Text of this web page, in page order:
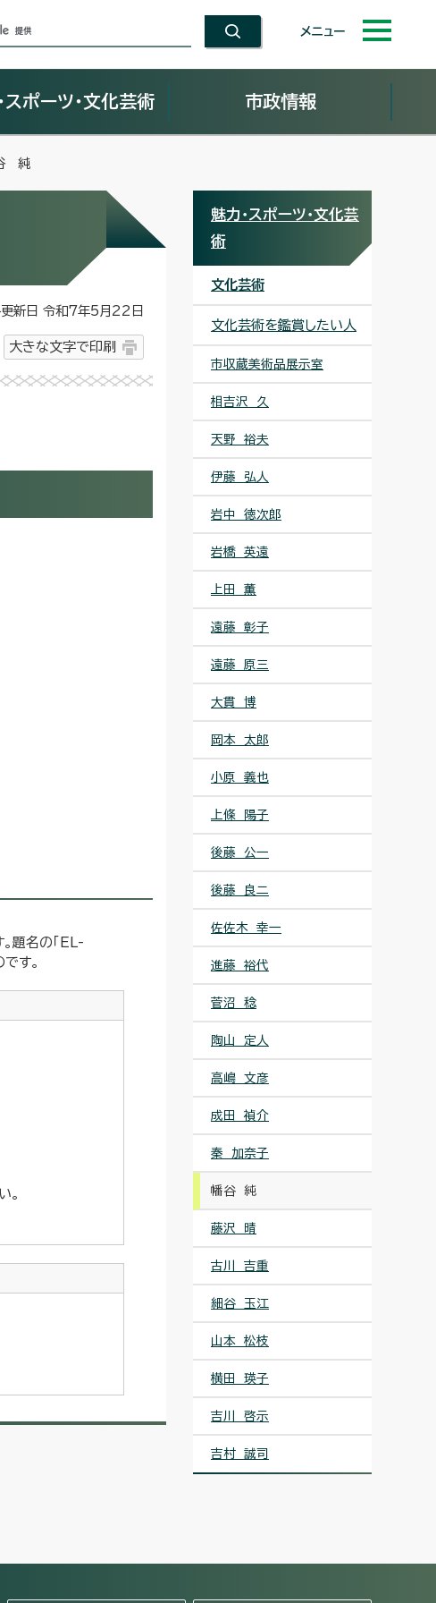
メニュー
スポーツ・文化芸術 市政情報
純
新日 令和7年5月22日
大きな文字で印刷
題名の「EL-
す。
。
魅力・スポーツ・文化芸
術
文化芸術
文化芸術を鑑賞したい人
市収蔵美術品展示室
相吉沢 久
天野 裕夫
伊藤 弘人
岩中 徳次郎
岩橋 英遠
上田 薫
遠藤 彰子
遠藤 原三
大貫 博
岡本 太郎
小原 義也
上條 陽子
後藤 公一
後藤 良二
佐佐木 幸一
進藤 裕代
菅沼 稔
陶山 定人
高嶋 文彦
成田 禎介
秦 加奈子
幡谷 純
藤沢 晴
古川 吉重
細谷 玉江
山本 松枝
横田 瑛子
吉川 啓示
吉村 誠司